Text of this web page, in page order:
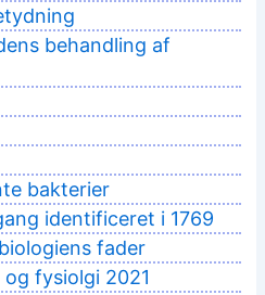
behandling af
bakterier
identificeret i 1769
fader
fysiolgi 2021